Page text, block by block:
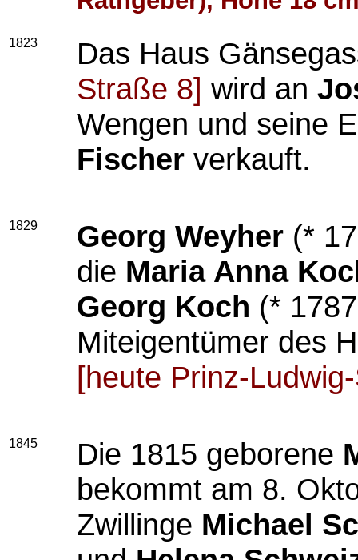
1823
Das Haus
Straße 8] wird an
Wengen und seine
Fischer verkauft.
1829 Georg Weyher (*
die Maria Anna
Georg Koch (*
Miteigentümer des
[heute Prinz-
1845 Die 1815 geborene
bekommt am 8.
Zwillinge Michael